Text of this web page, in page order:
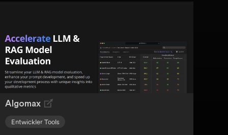
Algomax
Entwickler Tools